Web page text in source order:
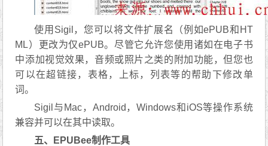
使用Sigil，您可以将文件扩展名（例如ePUB和HT
ML）更改为仅ePUB。尽管它允许您使用诸如在电子书
中添加视觉效果，音频或照片之类的附加功能，但您也
可以在超链接，表格，上标，列表等的帮助下修改单
词。
Sigil与Mac，Android，Windows和iOS等操作系统
兼容并可以在其中读取。
五、EPUBee制作工具